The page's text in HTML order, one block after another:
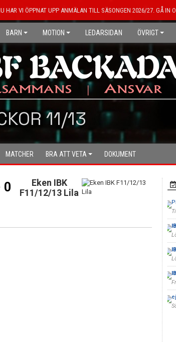
HAR VI ÖPPNAT UPP ANMÄLAN TILL SÄSONGEN 2026/27. GÅ IN
BARN MOTION LEDARSIDAN ÖVRIGT
11/13
MATCHER BRA ATT VETA DOKUMENT
0
Eken IBK
F11/12/13 Lila